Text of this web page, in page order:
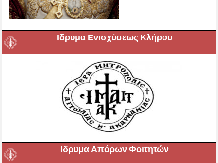
Ιδρυμα Ενισχύσεως Κλήρου
Ιδρυμα Απόρων Φοιτητών